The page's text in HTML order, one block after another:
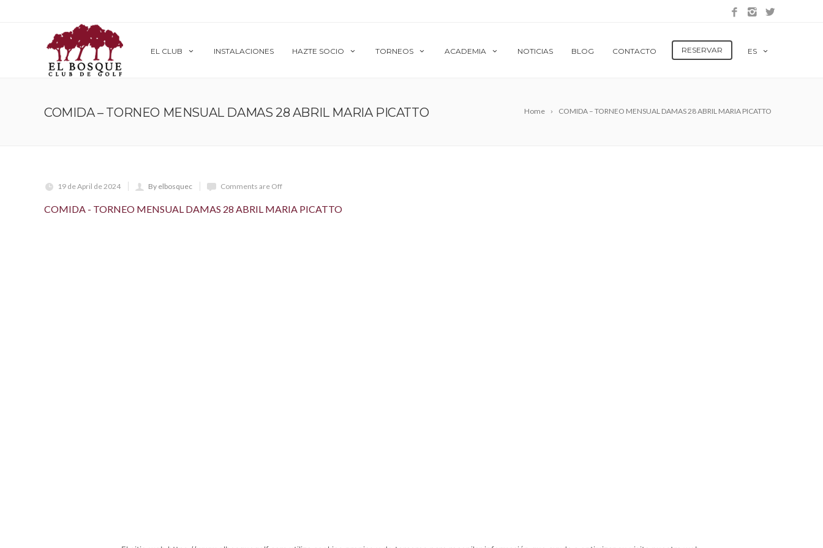
EL CLUB INSTALACIONES HAZTE SOCIO TORNEOS ACADEMIA NOTICIAS BLOG CONTACTO RESERVAR ES
Home COMIDA – TORNEO MENSUAL DAMAS 28 ABRIL MARIA PICATTO
COMIDA – TORNEO MENSUAL DAMAS 28 ABRIL MARIA PICATTO
19 de April de 2024 By elbosquec Comments are Off
COMIDA - TORNEO MENSUAL DAMAS 28 ABRIL MARIA PICATTO